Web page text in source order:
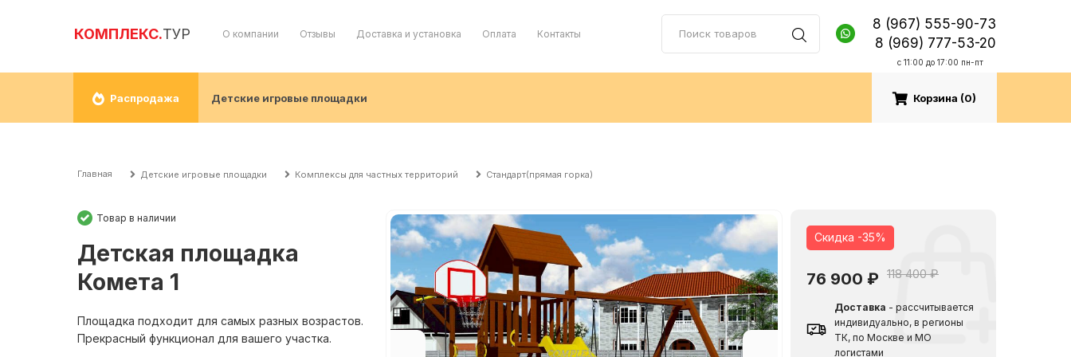
КОМПЛЕКС.ТУР О компании Отзывы Доставка и установка Оплата Контакты
8 (967) 555-90-73
8 (969) 777-53-20
c 11:00 до 17:00 пн-пт
Распродажа Детские игровые площадки Корзина (0)
Главная Детские игровые площадки Комплексы для частных территорий Стандарт(прямая горка)
Товар в наличии
Детская площадка
Комета 1
Площадка подходит для самых разных возрастов.
Прекрасный функционал для вашего участка.
Скидка -35%
76 900 ₽ 118 400 ₽
Доставка - рассчитывается
индивидуально, в регионы
ТК, по Москве и МО
логистами